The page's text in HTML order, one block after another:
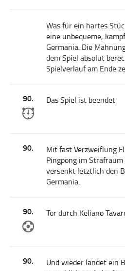
Was für ein hartes
eine unbequeme,
Germania. Die
dem Spiel absolut
Spielverlauf am Ende
90. Das Spiel ist beendet
90.
Mit fast Verzweiflung
Pingpong im Strafraum
versenkt letztlich den
Germania.
90. Tor durch Keliano
90.
Und wieder landet ein